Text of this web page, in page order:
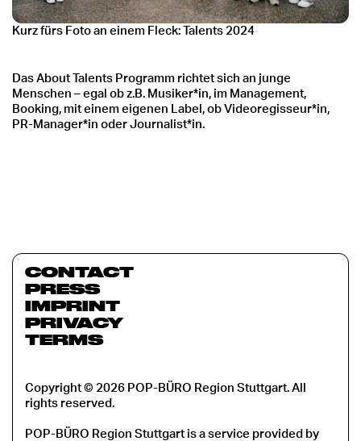
Kurz fürs Foto an einem Fleck: Talents 2024
Das About Talents Programm richtet sich an junge
Menschen – egal ob z.B. Musiker*in, im Management,
Booking, mit einem eigenen Label, ob Videoregisseur*in,
PR-Manager*in oder Journalist*in.
CONTACT
PRESS
IMPRINT
PRIVACY
TERMS
Copyright © 2026 POP-BÜRO Region Stuttgart. All
rights reserved.
POP-BÜRO Region Stuttgart is a service provided by